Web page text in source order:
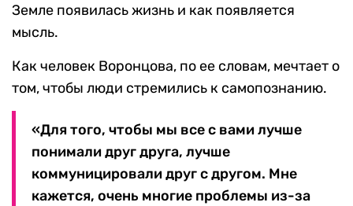
Земле появилась жизнь и как появляется
мысль.
Как человек Воронцова, по ее словам, мечтает о
том, чтобы люди стремились к самопознанию.
«Для того, чтобы мы все с вами лучше
понимали друг друга, лучше
коммуницировали друг с другом. Мне
кажется, очень многие проблемы из-за